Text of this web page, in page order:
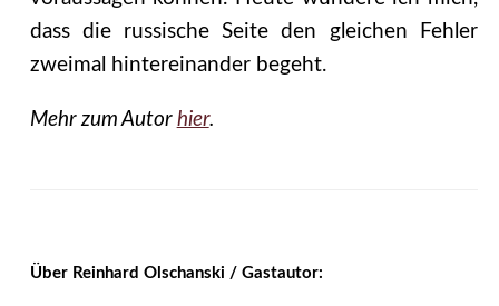
dass die russische Seite den gleichen Fehler
zweimal hintereinander begeht.
Mehr zum Autor hier.
Über Reinhard Olschanski / Gastautor: